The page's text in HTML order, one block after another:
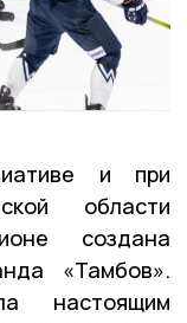
и при
области
создана
«Тамбов».
настоящим